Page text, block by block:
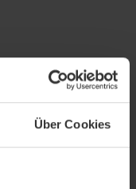
Über Cookies